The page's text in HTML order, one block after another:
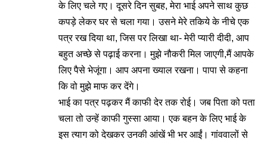
के लिए चले गए। दूसरे दिन सुबह, मेरा भाई अपने साथ कुछ
कपड़े लेकर घर से चला गया। उसने मेरे तकिये के नीचे एक
पत्र रख दिया था, जिस पर लिखा था- मेरी प्यारी दीदी, आप
बहुत अच्छे से पढ़ाई करना। मुझे नौकरी मिल जाएगी,मैं आपके
लिए पैसे भेजूंगा। आप अपना ख्याल रखना। पापा से कहना
कि वो मुझे माफ कर देंगे।
भाई का पत्र पढ़कर मैं काफी देर तक रोई। जब पिता को पता
चला तो उन्हें काफी गुस्सा आया। एक बहन के लिए भाई के
इस त्याग को देखकर उनकी आंखें भी भर आईं। गांववालों से